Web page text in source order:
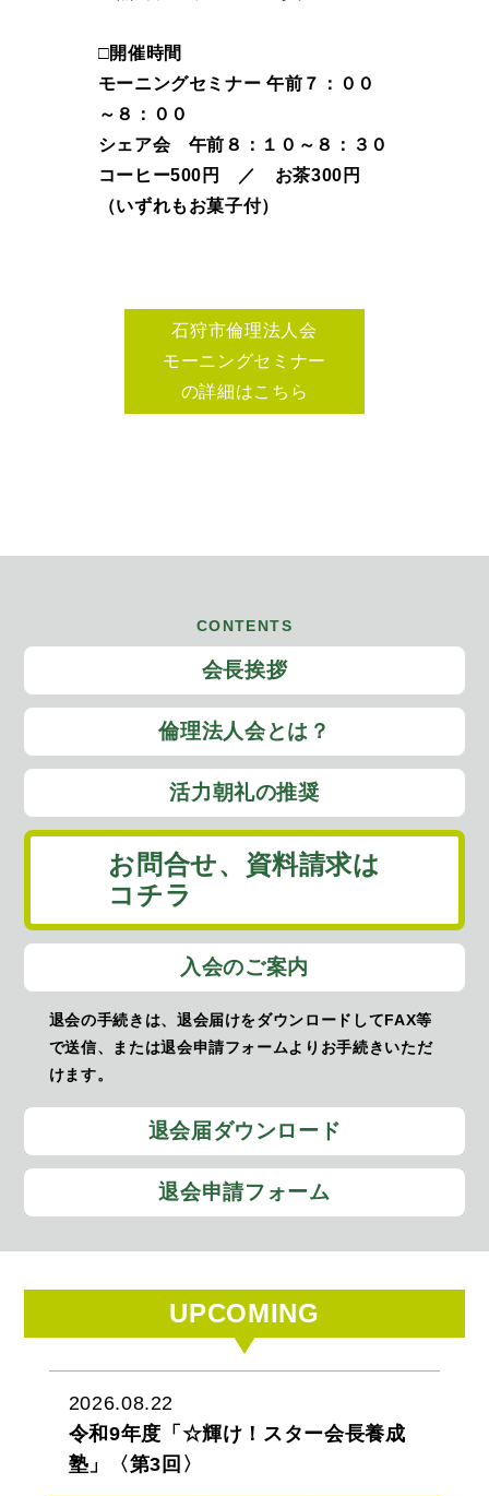
□開催時間
モーニングセミナー 午前７：００
～８：００
シェア会 午前８：１０～８：３０
コーヒー500円 ／ お茶300円
（いずれもお菓子付）
石狩市倫理法人会
モーニングセミナー
の詳細はこちら
CONTENTS
会長挨拶
倫理法人会とは？
活力朝礼の推奨
お問合せ、 資料請求は
コチラ
入会のご案内
退会の手続きは、退会届けをダウンロードしてFAX等
で送信、または退会申請フォームよりお手続きいただ
けます。
退会届ダウンロード
退会申請フォーム
UPCOMING
2026.08.22
令和9年度「☆輝け！スター会長養成
塾」〈第3回〉